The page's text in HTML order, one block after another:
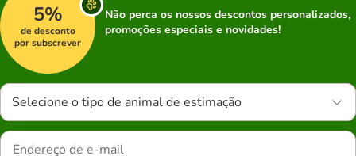
5%
de desconto
por subscrever
Não perca os nossos descontos personalizados,
promoções especiais e novidades!
Selecione o tipo de animal de estimação